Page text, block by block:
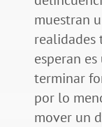
muestran
realidades
esperan
terminar
por lo
mover un